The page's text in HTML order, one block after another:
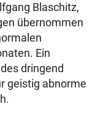
Blaschitz,
übernommen
Ein
dringend
geistig abnorme